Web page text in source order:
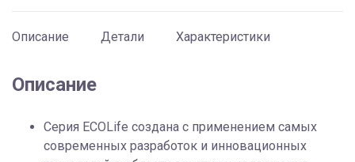
Описание Детали Характеристики
Описание
Cерия ECOLife создана с применением самых
современных разработок и инновационных